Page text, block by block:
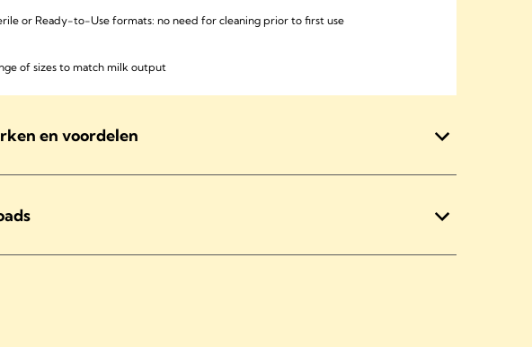
or Ready-to-Use formats: no need for cleaning prior to first use
of sizes to match milk output
en voordelen